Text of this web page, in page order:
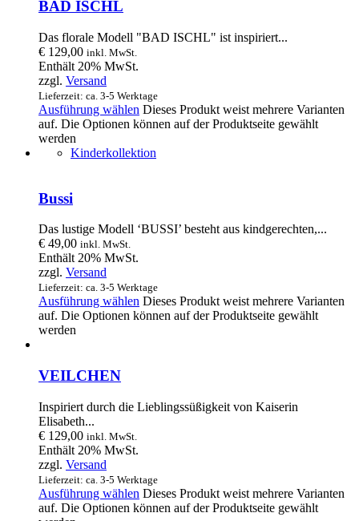
BAD ISCHL
Das florale Modell "BAD ISCHL" ist inspiriert...
€ 129,00 inkl. MwSt.
Enthält 20% MwSt.
zzgl. Versand
Lieferzeit: ca. 3-5 Werktage
Ausführung wählen Dieses Produkt weist mehrere Varianten
auf. Die Optionen können auf der Produktseite gewählt
werden
Kinderkollektion
Bussi
Das lustige Modell ‘BUSSI’ besteht aus kindgerechten,...
€ 49,00 inkl. MwSt.
Enthält 20% MwSt.
zzgl. Versand
Lieferzeit: ca. 3-5 Werktage
Ausführung wählen Dieses Produkt weist mehrere Varianten
auf. Die Optionen können auf der Produktseite gewählt
werden
VEILCHEN
Inspiriert durch die Lieblingssüßigkeit von Kaiserin
Elisabeth...
€ 129,00 inkl. MwSt.
Enthält 20% MwSt.
zzgl. Versand
Lieferzeit: ca. 3-5 Werktage
Ausführung wählen Dieses Produkt weist mehrere Varianten
auf. Die Optionen können auf der Produktseite gewählt